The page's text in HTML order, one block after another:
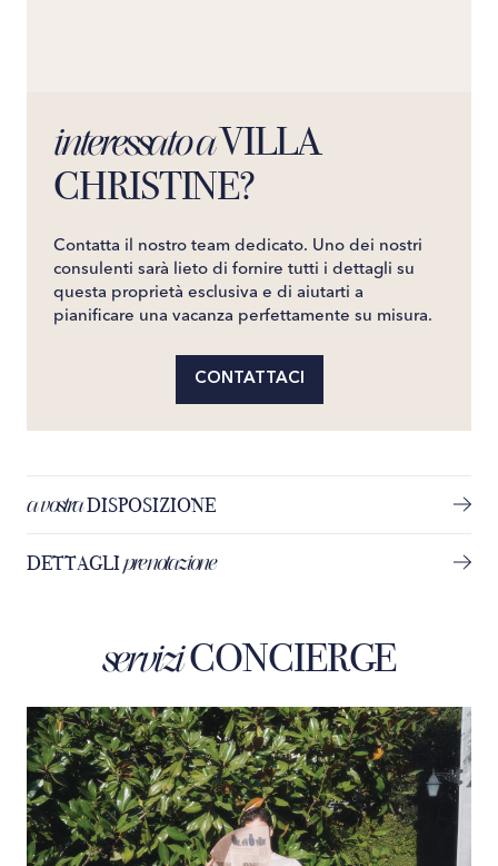
interessato aVILLA
CHRISTINE?
Contatta il nostro team dedicato. Uno dei nostri
consulenti sarà lieto di fornire tutti i dettagli su
questa proprietà esclusiva e di aiutarti a
pianificare una vacanza perfettamente su misura.
CONTATTACI
a vostraDISPOSIZIONE
DETTAGLIprenotazione
serviziCONCIERGE